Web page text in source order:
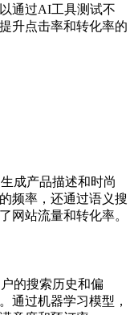
通过AI工具测试不
升点击率和转化率的
成产品描述和时尚
频率，还通过语义搜
网站流量和转化率。
的搜索历史和偏
通过机器学习模型，